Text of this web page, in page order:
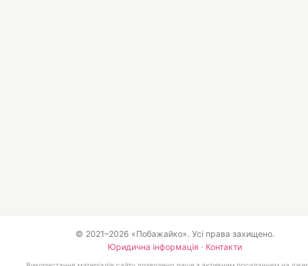
© 2021–2026 «Побажайко». Усі права захищено.
Юридична інформація · Контакти